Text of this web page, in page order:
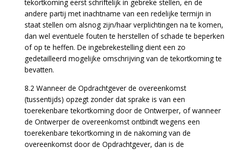
tekortkoming eerst schriftelijk in gebreke stellen, en de
andere partij met inachtname van een redelijke termijn in
staat stellen om alsnog zijn/haar verplichtingen na te komen,
dan wel eventuele fouten te herstellen of schade te beperken
of op te heffen. De ingebrekestelling dient een zo
gedetailleerd mogelijke omschrijving van de tekortkoming te
bevatten.
8.2 Wanneer de Opdrachtgever de overeenkomst
(tussentijds) opzegt zonder dat sprake is van een
toerekenbare tekortkoming door de Ontwerper, of wanneer
de Ontwerper de overeenkomst ontbindt wegens een
toerekenbare tekortkoming in de nakoming van de
overeenkomst door de Opdrachtgever, dan is de